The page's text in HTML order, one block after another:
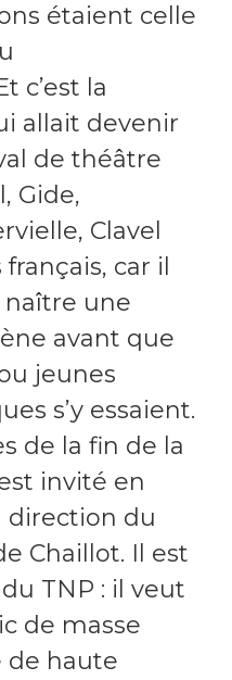
étaient celle
c’est la
allait devenir
de théâtre
Gide,
Clavel
car il
naître une
avant que
jeunes
s’y essaient.
de la fin de la
invité en
direction du
Chaillot. Il est
TNP : il veut
de masse
de haute